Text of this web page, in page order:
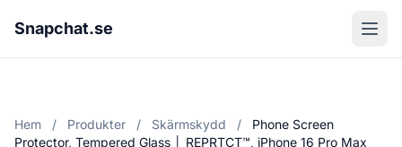
Snapchat.se
Hem / Produkter / Skärmskydd /
Phone Screen
Protector, Tempered Glass │ REPRTCT™, iPhone 16 Pro Max